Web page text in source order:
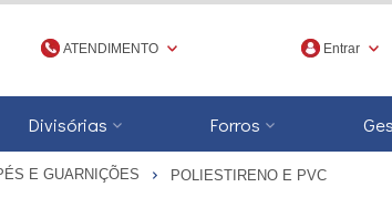
ATENDIMENTO
(48) 3623-1777
4836231777
Entrar
Divisórias Forros
E GUARNIÇÕES POLIESTIRENO E PVC